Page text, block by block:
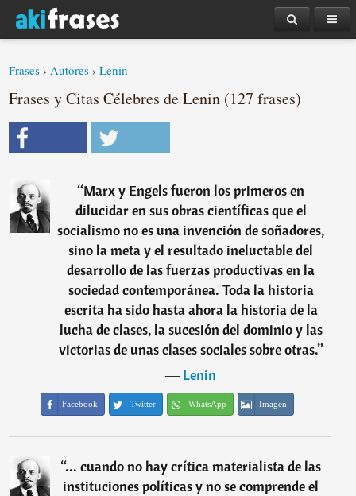
Frases ›Autores ›Lenin
Frases y Citas Célebres de Lenin (127 frases)
“Marx y Engels fueron los primeros en
dilucidar en sus obras científicas que el
socialismo no es una invención de soñadores,
sino la meta y el resultado ineluctable del
desarrollo de las fuerzas productivas en la
sociedad contemporánea. Toda la historia
escrita ha sido hasta ahora la historia de la
lucha de clases, la sucesión del dominio y las
victorias de unas clases sociales sobre otras.”
―Lenin
Facebook Twitter WhatsApp Imagen
“... cuando no hay crítica materialista de las
instituciones políticas y no se comprende el